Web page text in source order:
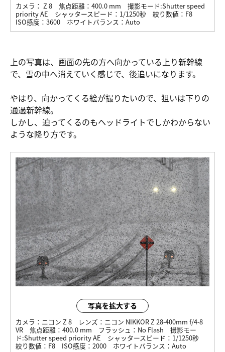
カメラ： Z 8 焦点距離： 400.0 mm 撮影モード:Shutter speed
priority AE
シャッタースピード： 1/1250秒 絞り数値： F8
ISO感度： 3600 ホワイトバランス： Auto
上の写真は、画面の先の方へ向かっている上り新幹線
で、雪の中へ消えていく感じで、後追いになります。
やはり、向かってくる絵が撮りたいので、狙いは下りの
通過新幹線。
しかし、迫ってくるのもヘッドライトでしかわからない
ような降り方です。
写真を拡大する
カメラ： ニコン Z 8 レンズ： ニコン NIKKOR Z 28-400mm f/4-8
VR
焦点距離： 400.0 mm フラッシュ： No Flash
撮影モー
ド:Shutter speed priority AE シャッタースピード： 1/1250秒
絞り数値： F8 ISO感度： 2000 ホワイトバランス： Auto